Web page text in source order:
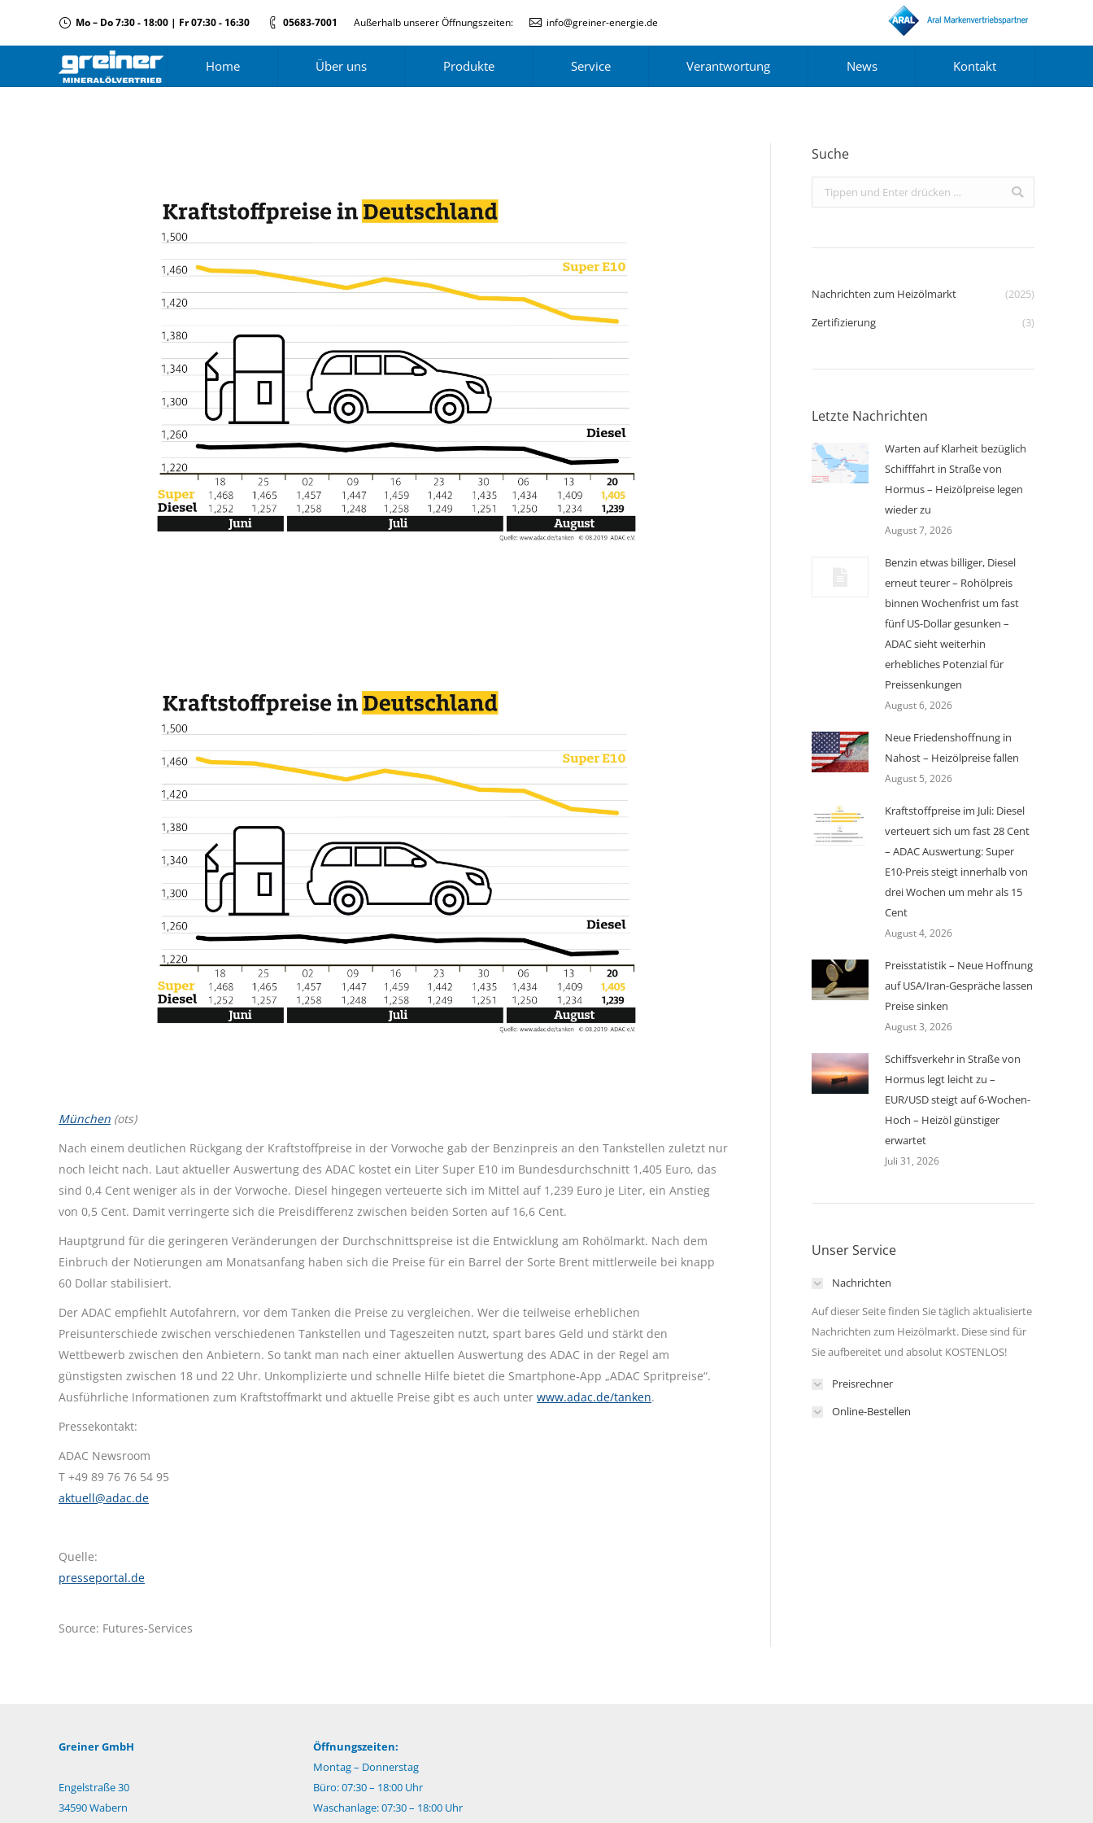
Mo – Do 7:30 - 18:00 | Fr 07:30 - 16:30 05683-7001 Außerhalb unserer Öffnungszeiten: info@greiner-energie.de
Home Über uns Produkte Service Verantwortung News Kontakt
München (ots)
Nach einem deutlichen Rückgang der Kraftstoffpreise in der Vorwoche gab der Benzinpreis an den Tankstellen zuletzt nur
noch leicht nach. Laut aktueller Auswertung des ADAC kostet ein Liter Super E10 im Bundesdurchschnitt 1,405 Euro, das
sind 0,4 Cent weniger als in der Vorwoche. Diesel hingegen verteuerte sich im Mittel auf 1,239 Euro je Liter, ein Anstieg
von 0,5 Cent. Damit verringerte sich die Preisdifferenz zwischen beiden Sorten auf 16,6 Cent.
Hauptgrund für die geringeren Veränderungen der Durchschnittspreise ist die Entwicklung am Rohölmarkt. Nach dem
Einbruch der Notierungen am Monatsanfang haben sich die Preise für ein Barrel der Sorte Brent mittlerweile bei knapp
60 Dollar stabilisiert.
Der ADAC empfiehlt Autofahrern, vor dem Tanken die Preise zu vergleichen. Wer die teilweise erheblichen
Preisunterschiede zwischen verschiedenen Tankstellen und Tageszeiten nutzt, spart bares Geld und stärkt den
Wettbewerb zwischen den Anbietern. So tankt man nach einer aktuellen Auswertung des ADAC in der Regel am
günstigsten zwischen 18 und 22 Uhr. Unkomplizierte und schnelle Hilfe bietet die Smartphone-App „ADAC Spritpreise“.
Ausführliche Informationen zum Kraftstoffmarkt und aktuelle Preise gibt es auch unter www.adac.de/tanken.
Pressekontakt:
ADAC Newsroom
T +49 89 76 76 54 95
aktuell@adac.de
Quelle:
presseportal.de
Source: Futures-Services
Suche
Search:
Nachrichten zum Heizölmarkt
(2025)
Zertifizierung
(3)
Letzte Nachrichten
Warten auf Klarheit bezüglich
Schifffahrt in Straße von
Hormus – Heizölpreise legen
wieder zu
August 7, 2026
Benzin etwas billiger, Diesel
erneut teurer – Rohölpreis
binnen Wochenfrist um fast
fünf US-Dollar gesunken –
ADAC sieht weiterhin
erhebliches Potenzial für
Preissenkungen
August 6, 2026
Neue Friedenshoffnung in
Nahost – Heizölpreise fallen
August 5, 2026
Kraftstoffpreise im Juli: Diesel
verteuert sich um fast 28 Cent
– ADAC Auswertung: Super
E10-Preis steigt innerhalb von
drei Wochen um mehr als 15
Cent
August 4, 2026
Preisstatistik – Neue Hoffnung
auf USA/Iran-Gespräche lassen
Preise sinken
August 3, 2026
Schiffsverkehr in Straße von
Hormus legt leicht zu –
EUR/USD steigt auf 6-Wochen-
Hoch – Heizöl günstiger
erwartet
Juli 31, 2026
Unser Service
Nachrichten
Auf dieser Seite finden Sie täglich aktualisierte
Nachrichten zum Heizölmarkt. Diese sind für
Sie aufbereitet und absolut KOSTENLOS!
Preisrechner
Online-Bestellen
Greiner GmbH
Engelstraße 30
34590 Wabern
Öffnungszeiten:
Montag – Donnerstag
Büro: 07:30 – 18:00 Uhr
Waschanlage: 07:30 – 18:00 Uhr